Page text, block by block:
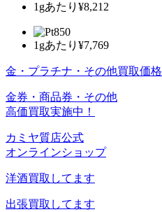
1gあたり ¥8,212
1gあたり ¥7,769
金・プラチナ・その他買取価格
金券・商品券・その他
高価買取実施中！
カミヤ質店公式
オンラインショップ
洋酒買取してます
出張買取 してます